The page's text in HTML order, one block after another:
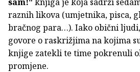
raznih likova (umjetnika, pisca,
bračnog para…). Iako obični
govore o raskrižjima na kojima
knjige zatekli te time pokrenuli
promjene.